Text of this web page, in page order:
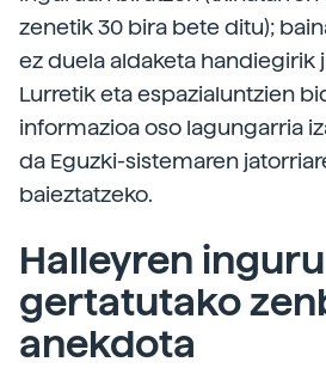
zenetik 30 bira bete ditu);
ez duela aldaketa handiegirik
Lurretik eta espazialuntzien
informazioa oso lagungarria
da Eguzki-sistemaren
baieztatzeko.
Halleyren
gertatutako
anekdota